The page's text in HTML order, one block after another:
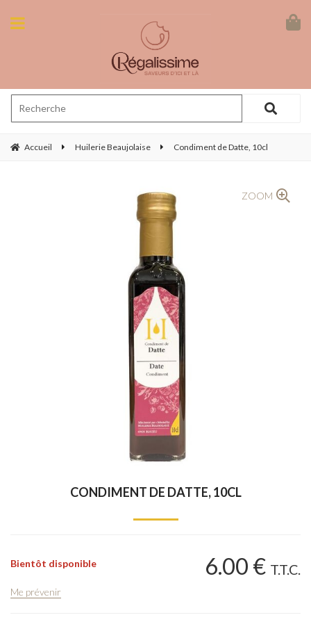
Accueil Huilerie Beaujolaise Condiment de Datte, 10cl
ZOOM
CONDIMENT DE DATTE, 10CL
6.00 € T.T.C.
Bientôt disponible
Me prévenir